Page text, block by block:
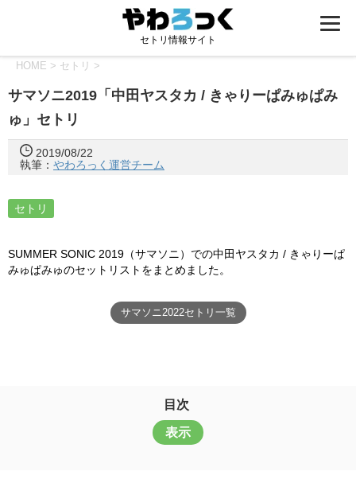
セトリ情報サイト
HOME > セトリ >
サマソニ2019「中田ヤスタカ / きゃりーぱみゅぱみ
ゅ」セトリ
2019/08/22
執筆： やわろっく運営チーム
セトリ
SUMMER SONIC 2019（サマソニ）での中田ヤスタカ / きゃりーぱ
みゅぱみゅのセットリストをまとめました。
サマソニ2022セトリ一覧
目次
表示